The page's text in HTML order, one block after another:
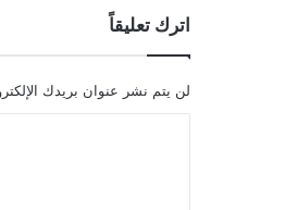
اترك تعليقاً
لن يتم نشر عنوان بريدك